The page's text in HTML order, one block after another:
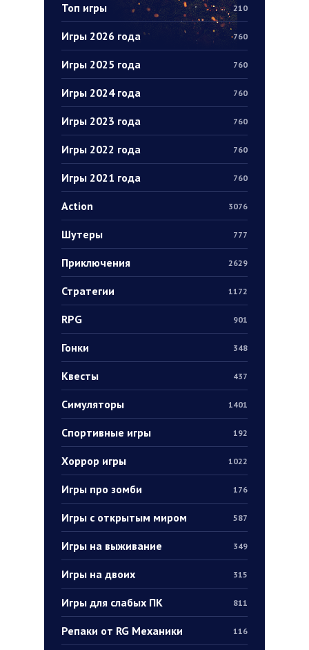
Топ игры 210
Игры 2026 года 760
Игры 2025 года 760
Игры 2024 года 760
Игры 2023 года 760
Игры 2022 года 760
Игры 2021 года 760
Action 3076
Шутеры 777
Приключения 2629
Стратегии 1172
RPG 901
Гонки 348
Квесты 437
Симуляторы 1401
Спортивные игры 192
Хоррор игры 1022
Игры про зомби 176
Игры с открытым миром 587
Игры на выживание 349
Игры на двоих 315
Игры для слабых ПК 811
Репаки от RG Механики 116